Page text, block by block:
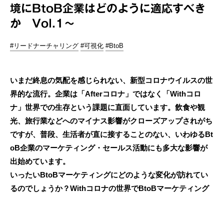
境にBtoB企業はどのように適応すべき
か Vol.1～
#リードナーチャリング #可視化 #BtoB
いまだ終息の気配を感じられない、新型コロナウイルスの世
界的な流行。企業は「Afterコロナ」ではなく「Withコロ
ナ」世界での生存という課題に直面しています。飲食や観
光、旅行業などへのマイナス影響がクローズアップされがち
ですが、普段、生活者が直に接することのない、いわゆるBt
oB企業のマーケティング・セールス活動にも多大な影響が
出始めています。
いったいBtoBマーケティングにどのような変化が訪れてい
るのでしょうか？Withコロナの世界でBtoBマーケティング